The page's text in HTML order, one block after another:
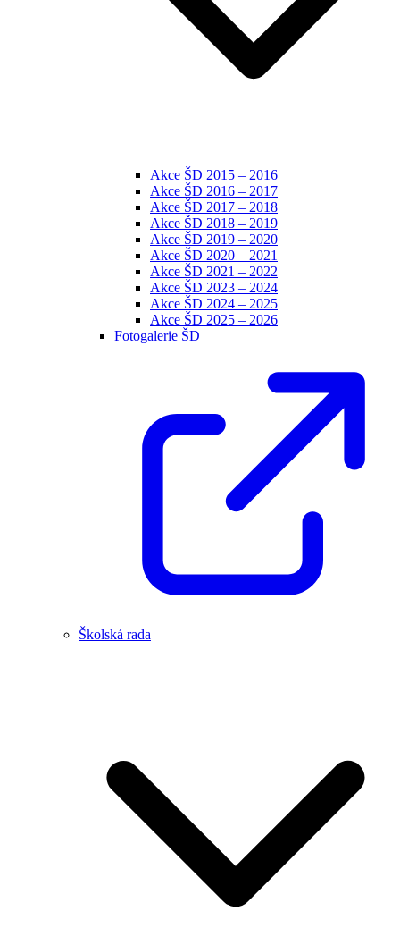
Akce ŠD 2015 – 2016
Akce ŠD 2016 – 2017
Akce ŠD 2017 – 2018
Akce ŠD 2018 – 2019
Akce ŠD 2019 – 2020
Akce ŠD 2020 – 2021
Akce ŠD 2021 – 2022
Akce ŠD 2023 – 2024
Akce ŠD 2024 – 2025
Akce ŠD 2025 – 2026
Fotogalerie ŠD
Školská rada